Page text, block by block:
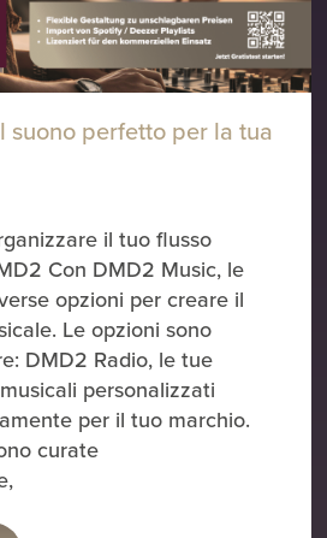
suono perfetto per la tua
il tuo flusso
Con DMD2 Music, le
opzioni per creare il
Le opzioni sono
DMD2 Radio, le tue
personalizzati
per il tuo marchio.
curate